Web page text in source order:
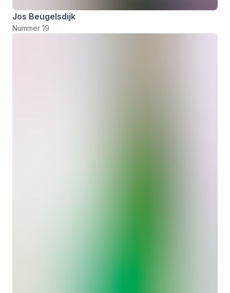
Jos Beugelsdijk
Nummer 19